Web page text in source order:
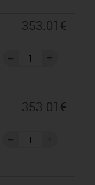
353.01€
353.01€